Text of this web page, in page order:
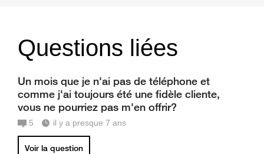
Questions liées
Un mois que je n'ai pas de téléphone et
comme j'ai toujours été une fidèle cliente,
vous ne pourriez pas m'en offrir?
5 il y a presque 7 ans
Voir la question